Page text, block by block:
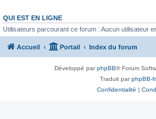
QUI EST EN LIGNE
Utilisateurs parcourant ce forum : Aucun utilisateur
Accueil Portail Index du forum
Développé parphpBB® Forum
Traduit parphpBB-
Confidentialité |